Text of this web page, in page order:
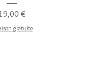
Precio
19,00 €
gratuite